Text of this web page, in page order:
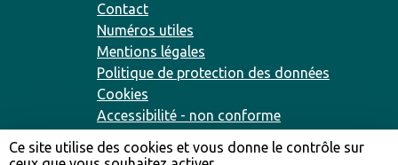
Ce site utilise des cookies et vous donne le contrôle sur
Contact
Numéros utiles
Mentions légales
Politique de protection des données
Cookies
Accessibilité - non conforme
Plan du site